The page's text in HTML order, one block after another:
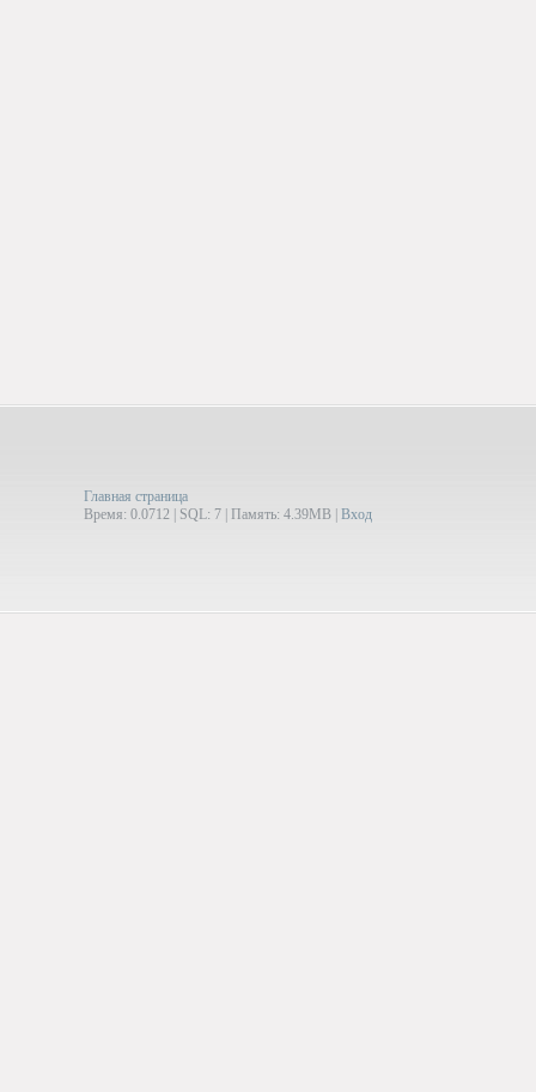
Главная страница
Время: 0.0712 | SQL: 7 | Память: 4.39MB Вход